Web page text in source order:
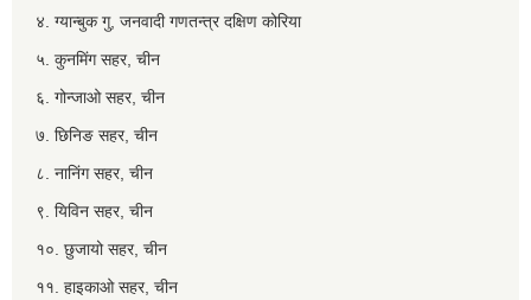
४. ग्यान्बुक गु, जनवादी गणतन्त्र दक्षिण कोरिया
५. कुनमिंग सहर, चीन
६. गोन्जाओ सहर, चीन
७. छिनिङ सहर, चीन
८. नानिंग सहर, चीन
९. यिविन सहर, चीन
१०. छुजायो सहर, चीन
११. हाइकाओ सहर, चीन